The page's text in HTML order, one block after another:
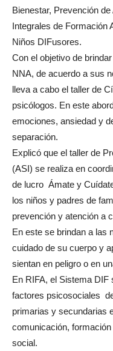
Bienestar, Prevención
Integrales de Formación
Niños DIFusores.
Con el objetivo de
NNA, de acuerdo a sus
lleva a cabo el taller de
psicólogos. En este
emociones, ansiedad y
separación.
Explicó que el taller de
(ASI) se realiza en
de lucro Ámate y
los niños y padres de
prevención y atención a
En este se brindan a las
cuidado de su cuerpo y
sientan en peligro o en
En RIFA, el Sistema DIF
factores psicosociales
primarias y secundarias
comunicación,
social.